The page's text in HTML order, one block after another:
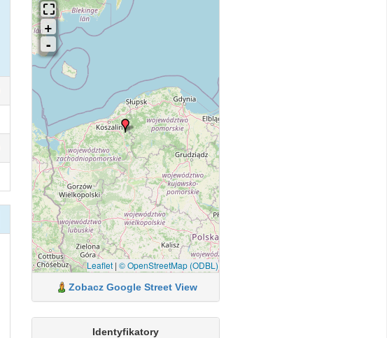
Leaflet| © OpenStreetMap (ODBL)
Zobacz Google Street View
Identyfikatory